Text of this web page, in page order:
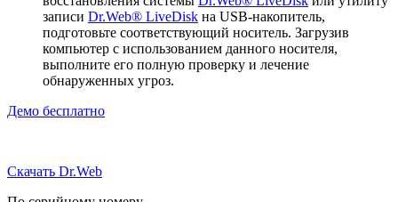
записи Dr.Web® LiveDisk на USB-накопитель,
подготовьте соответствующий носитель. Загрузив
компьютер с использованием данного носителя,
выполните его полную проверку и лечение
обнаруженных угроз.
Демо бесплатно
Скачать Dr.Web